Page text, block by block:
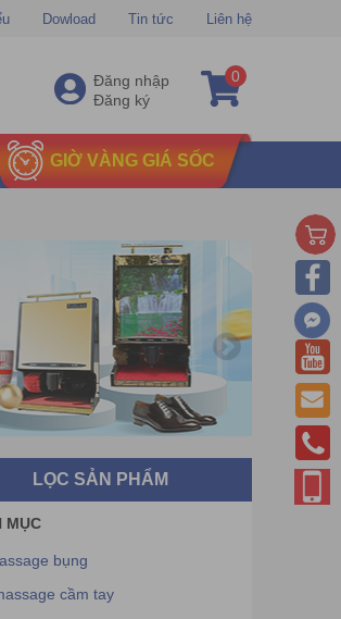
Dowload Tin tức Liên hệ
Đăng nhập
Đăng ký
0
GIỜ VÀNG GIÁ SỐC
LỌC SẢN PHẨM
MỤC
bụng
cầm tay